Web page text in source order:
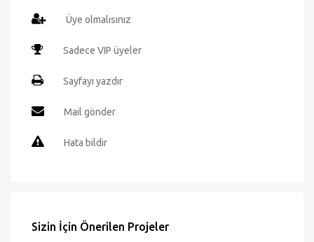
Üye olmalısınız
Sadece VIP üyeler
Sayfayı yazdır
Mail gönder
Hata bildir
Sizin İçin Önerilen Projeler